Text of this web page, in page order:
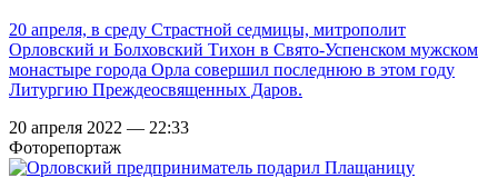
20 апреля, в среду Страстной седмицы, митрополит
Орловский и Болховский Тихон в Свято-Успенском мужском
монастыре города Орла совершил последнюю в этом году
Литургию Преждеосвященных Даров.
20 апреля 2022 — 22:33
Фоторепортаж